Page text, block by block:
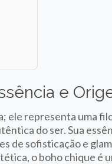
e
ele representa uma
do ser. Sua
de sofisticação e
o boho chique é